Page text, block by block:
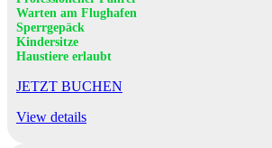
Warten am Flughafen
Sperrgepäck
Kindersitze
Haustiere erlaubt
JETZT BUCHEN
View details